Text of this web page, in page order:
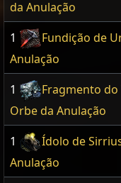
da Anulação
1 Fundição de
Anulação
1 Fragmento do
Orbe da Anulação
1 Ídolo de
Anulação